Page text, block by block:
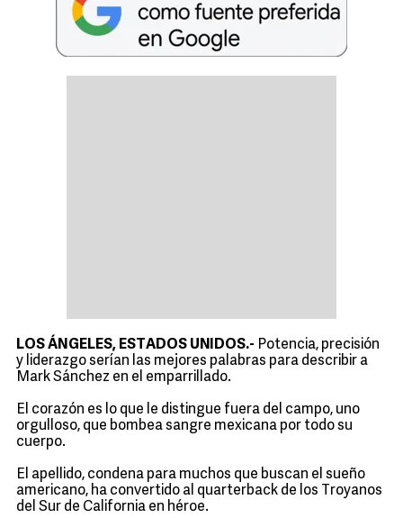
LOS ÁNGELES, ESTADOS UNIDOS.- Potencia, precisión
y liderazgo serían las mejores palabras para describir a
Mark Sánchez en el emparrillado.
El corazón es lo que le distingue fuera del campo, uno
orgulloso, que bombea sangre mexicana por todo su
cuerpo.
El apellido, condena para muchos que buscan el sueño
americano, ha convertido al quarterback de los Troyanos
del Sur de California en héroe.